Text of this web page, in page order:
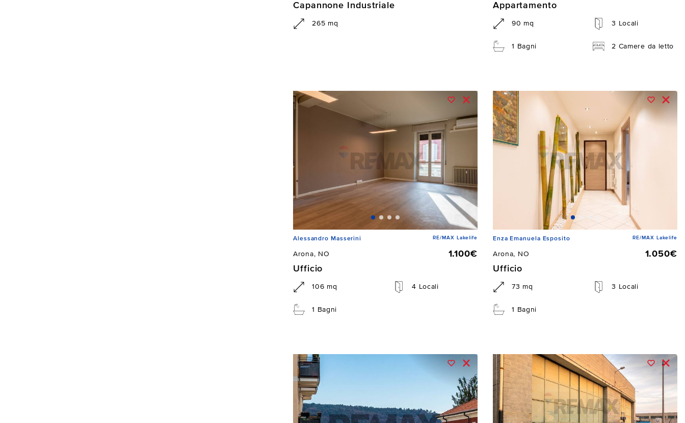
Capannone Industriale
265 mq
Appartamento
90 mq 3 Locali
1 Bagni 2 Camere da letto
Alessandro Masserini RE/MAX Lakelife
Arona, NO
1.100€
Ufficio
106 mq 4 Locali
1 Bagni
Enza Emanuela Esposito RE/MAX Lakelife
Arona, NO
1.050€
Ufficio
73 mq 3 Locali
1 Bagni